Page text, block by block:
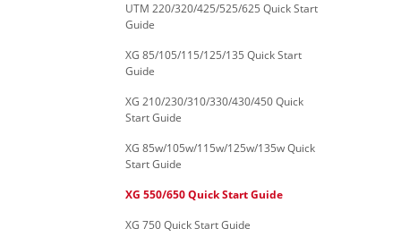
UTM 220/320/425/525/625 Quick Start
Guide
XG 85/105/115/125/135 Quick Start
Guide
XG 210/230/310/330/430/450 Quick
Start Guide
XG 85w/105w/115w/125w/135w Quick
Start Guide
XG 550/650 Quick Start Guide
XG 750 Quick Start Guide